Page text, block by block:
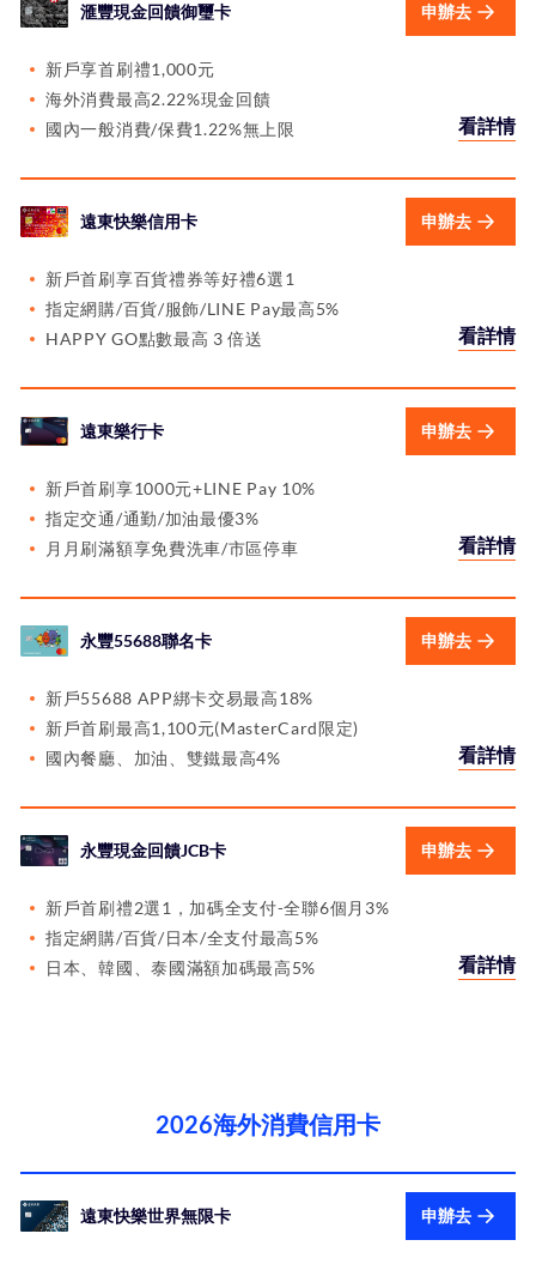
滙豐現金回饋御璽卡 申辦去
新戶享首刷禮1,000元
海外消費最高2.22%現金回饋
國內一般消費/保費1.22%無上限
看詳情
遠東快樂信用卡 申辦去
新戶首刷享百貨禮券等好禮6選1
指定網購/百貨/服飾/LINE Pay最高5%
HAPPY GO點數最高 3 倍送
看詳情
遠東樂行卡 申辦去
新戶首刷享1000元+LINE Pay 10%
指定交通/通勤/加油最優3%
月月刷滿額享免費洗車/市區停車
看詳情
永豐55688聯名卡 申辦去
新戶55688 APP綁卡交易最高18%
新戶首刷最高1,100元(MasterCard限定)
國內餐廳、加油、雙鐵最高4%
看詳情
永豐現金回饋JCB卡 申辦去
新戶首刷禮2選1，加碼全支付-全聯6個月3%
指定網購/百貨/日本/全支付最高5%
日本、韓國、泰國滿額加碼最高5%
看詳情
2026海外消費信用卡
遠東快樂世界無限卡 申辦去